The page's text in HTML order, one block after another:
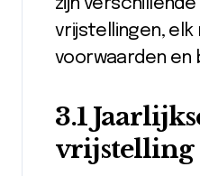
zijn
vrijstellingen, elk
voorwaarden en
3.1
vrijstelling